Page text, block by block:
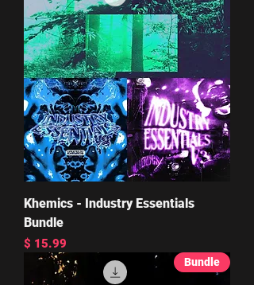
Khemics - Industry Essentials
Bundle
מחיר
Bundle